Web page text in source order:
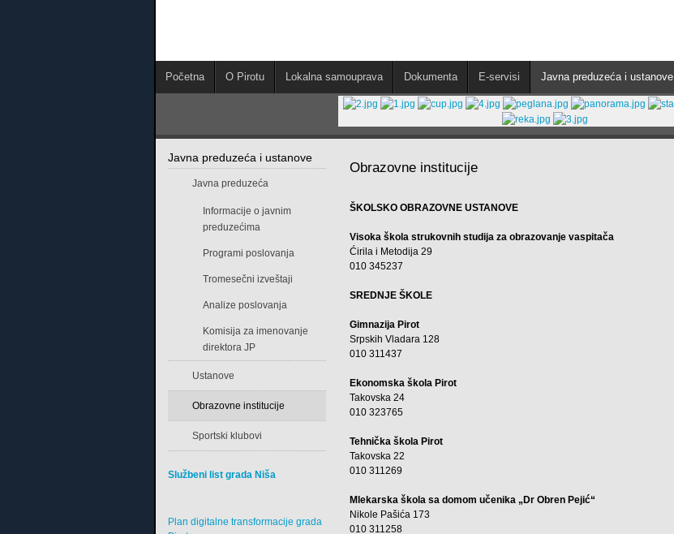
Početna O Pirotu Lokalna samouprava Dokumenta E-servisi Javna preduzeća i ustanove
Obrazovne institucije
ŠKOLSKO OBRAZOVNE USTANOVE
Visoka škola strukovnih studija za obrazovanje vaspitača
Ćirila i Metodija 29
010 345237
SREDNJE ŠKOLE
Gimnazija Pirot
Srpskih Vladara 128
010 311437
Ekonomska škola Pirot
Takovska 24
010 323765
Tehnička škola Pirot
Takovska 22
010 311269
Mlekarska škola sa domom učenika „Dr Obren Pejić“
Nikole Pašića 173
010 311258
Javna preduzeća i ustanove
Javna preduzeća
Informacije o javnim
preduzećima
Programi poslovanja
Tromesečni izveštaji
Analize poslovanja
Komisija za imenovanje
direktora JP
Ustanove
Obrazovne institucije
Sportski klubovi
Službeni list grada Niša
Plan digitalne transformacije grada